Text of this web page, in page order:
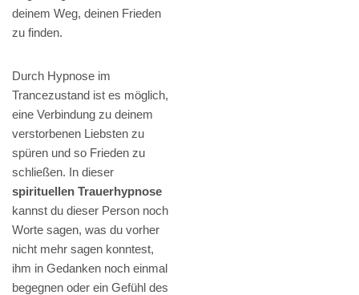
deinem Weg, deinen Frieden
zu finden.
Durch Hypnose im
Trancezustand ist es möglich,
eine Verbindung zu deinem
verstorbenen Liebsten zu
spüren und so Frieden zu
schließen. In dieser
spirituellen Trauerhypnose
kannst du dieser Person noch
Worte sagen, was du vorher
nicht mehr sagen konntest,
ihm in Gedanken noch einmal
begegnen oder ein Gefühl des